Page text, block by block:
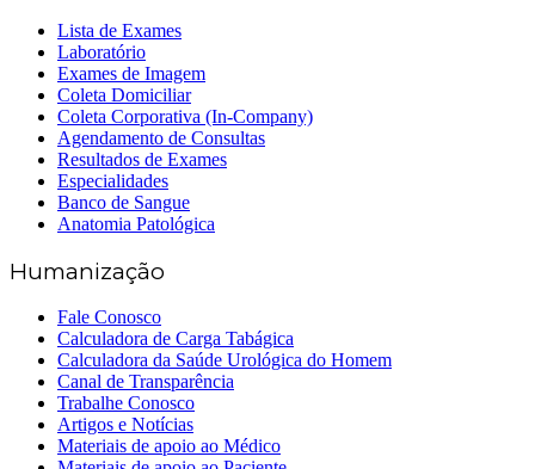
Lista de Exames
Laboratório
Exames de Imagem
Coleta Domiciliar
Coleta Corporativa (In-Company)
Agendamento de Consultas
Resultados de Exames
Especialidades
Banco de Sangue
Anatomia Patológica
Humanização
Fale Conosco
Calculadora de Carga Tabágica
Calculadora da Saúde Urológica do Homem
Canal de Transparência
Trabalhe Conosco
Artigos e Notícias
Materiais de apoio ao Médico